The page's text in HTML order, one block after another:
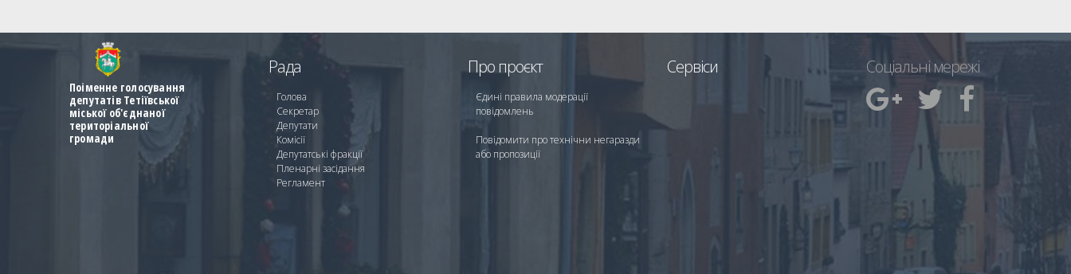
Поіменне голосування
депутатів Тетіївської
міської об'єднаної
територіальної
громади
Рада
Голова
Секретар
Депутати
Комісії
Депутатські фракції
Пленарні засідання
Регламент
Про проєкт
Єдині правила модерації
повідомлень
Повідомити про технічни негаразди
або пропозиції
Сервіси Соціальні мережі